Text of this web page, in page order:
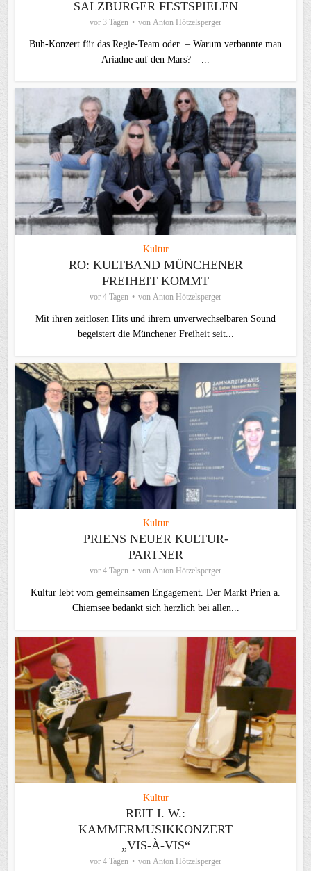
SALZBURGER FESTSPIELEN
vor 3 Tagen von Anton Hötzelsperger
Buh-Konzert für das Regie-Team oder – Warum verbannte man
Ariadne auf den Mars? –...
Kultur
RO: KULTBAND MÜNCHENER
FREIHEIT KOMMT
vor 4 Tagen von Anton Hötzelsperger
Mit ihren zeitlosen Hits und ihrem unverwechselbaren Sound
begeistert die Münchener Freiheit seit...
Kultur
PRIENS NEUER KULTUR-
PARTNER
vor 4 Tagen von Anton Hötzelsperger
Kultur lebt vom gemeinsamen Engagement. Der Markt Prien a.
Chiemsee bedankt sich herzlich bei allen...
Kultur
REIT I. W.:
KAMMERMUSIKKONZERT
„VIS-À-VIS“
vor 4 Tagen von Anton Hötzelsperger